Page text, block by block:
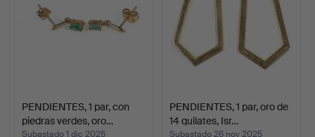
PENDIENTES, 1 par, con
piedras verdes, oro…
Subastado 1 dic 2025
PENDIENTES, 1 par, oro de
14 quilates, Isr…
Subastado 26 nov 2025